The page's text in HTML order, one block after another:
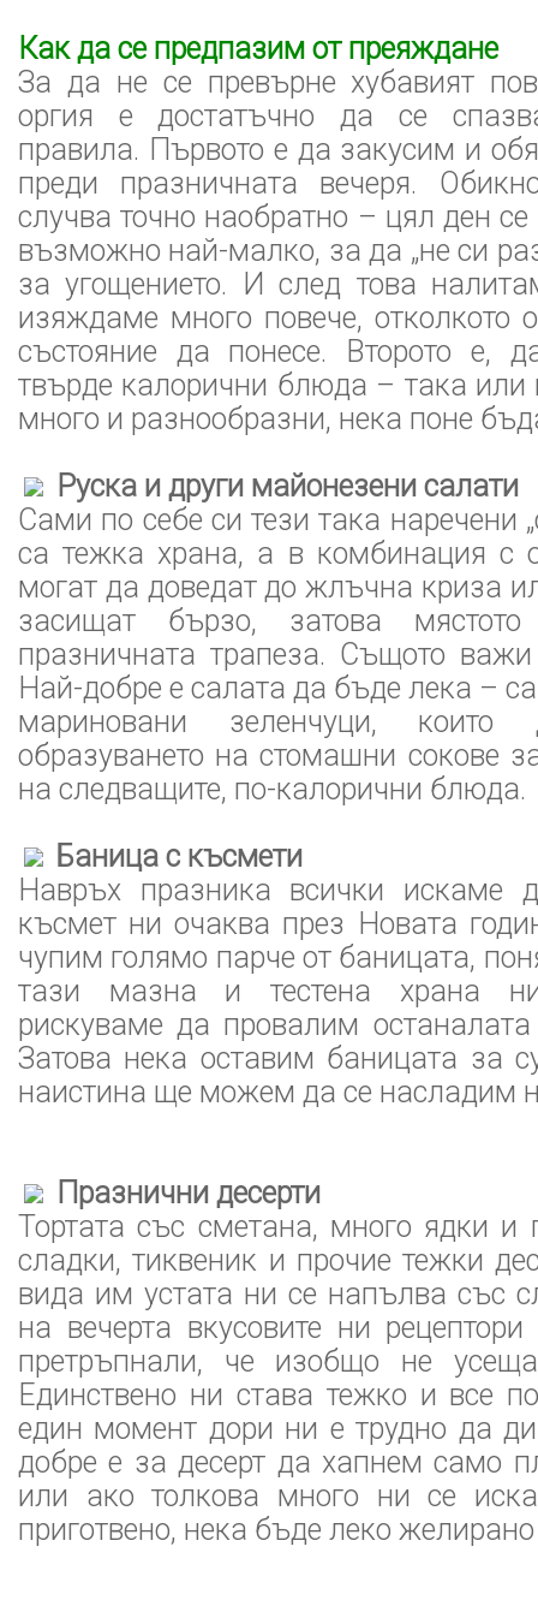
Как да се предпазим от преяждане
За да не се превърне хубавият
оргия е достатъчно да се
правила. Първото е да закусим и
преди празничната вечеря.
случва точно наобратно – цял ден
възможно най-малко, за да „не си
за угощението. И след това
изяждаме много повече, отколкото
състояние да понесе. Второто е,
твърде калорични блюда – така или
много и разнообразни, нека поне
Руска и други майонезени салати
Сами по себе си тези така наречени
са тежка храна, а в комбинация с
могат да доведат до жлъчна криза
засищат бързо, затова
празничната трапеза. Същото
Най-добре е салата да бъде лека –
мариновани зеленчуци, които
образуването на стомашни сокове
на следващите, по-калорични блюда.
Баница с късмети
Навръх празника всички искаме
късмет ни очаква през Новата
чупим голямо парче от баницата,
тази мазна и тестена храна
рискуваме да провалим останалата
Затова нека оставим баницата за
наистина ще можем да се насладим
Празнични десерти
Тортата със сметана, много ядки и
сладки, тиквеник и прочие тежки
вида им устата ни се напълва със
на вечерта вкусовите ни
претръпнали, че изобщо не
Единствено ни става тежко и все
един момент дори ни е трудно да
добре е за десерт да хапнем само
или ако толкова много ни се
приготвено, нека бъде леко